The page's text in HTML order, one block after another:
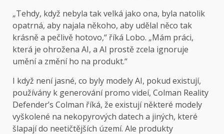
„Tehdy, když nebyla tak velká jako ona, byla natolik
opatrná, aby najala někoho, aby udělal něco tak
krásně a pečlivě hotovo,“ říká Lobo. „Mám práci,
která je ohrožena AI, a AI prostě zcela ignoruje
umění a změní ho na produkt.“
I když není jasné, co byly modely AI, pokud existují,
používány k generování promo videí, Colman Reality
Defender’s Colman říká, že existují některé modely
vyškolené na nekopyrových datech a jiných, které
šlapají do neetičtějších území. Ale produkty